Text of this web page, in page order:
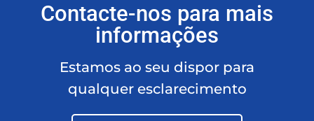
Contacte-nos para mais
informações
Estamos ao seu dispor para
qualquer esclarecimento